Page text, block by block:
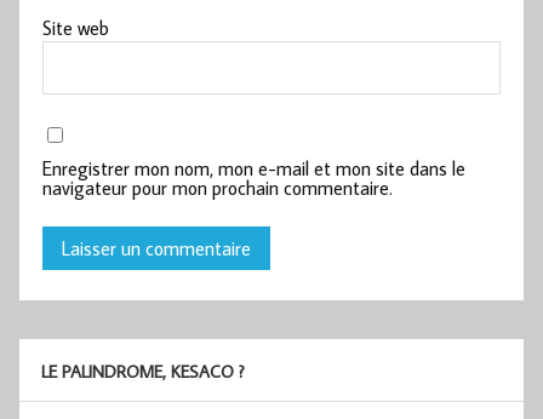
Site web
Enregistrer mon nom, mon e-mail et mon site dans le
navigateur pour mon prochain commentaire.
LE PALINDROME, KESACO ?